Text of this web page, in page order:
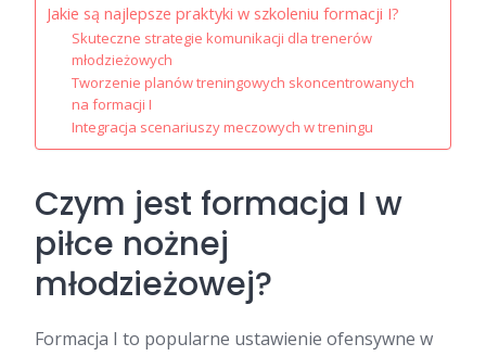
Jakie są najlepsze praktyki w szkoleniu formacji I?
Skuteczne strategie komunikacji dla trenerów
młodzieżowych
Tworzenie planów treningowych skoncentrowanych
na formacji I
Integracja scenariuszy meczowych w treningu
Czym jest formacja I w
piłce nożnej
młodzieżowej?
Formacja I to popularne ustawienie ofensywne w